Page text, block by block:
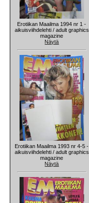
Erotiikan Maailma 1994 nr 1 -
aikuisviihdelehti / adult graphics
magazine
Näytä
Erotiikan Maailma 1993 nr 4-5 -
aikuisviihdelehti / adult graphics
magazine
Näytä